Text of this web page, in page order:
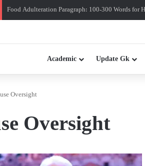
Food Adulteration Paragraph: 100-300 Words for
Academic Update Gk
Oversight
Oversight